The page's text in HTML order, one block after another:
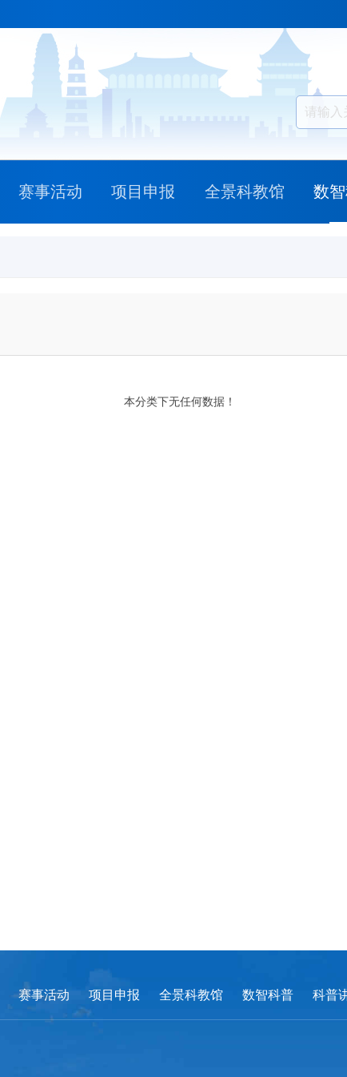
赛事活动 项目申报 全景科教馆 数
本分类下无任何数据！
赛事活动 项目申报 全景科教馆 数智科普 科普